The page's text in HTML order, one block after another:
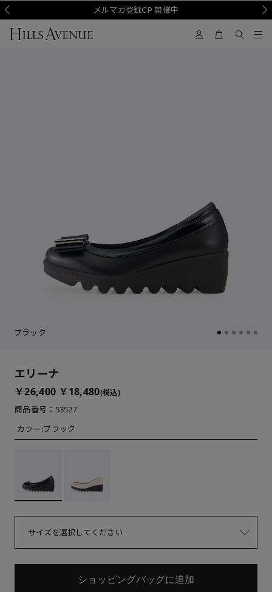
メルマガ登録CP 開催中
ブラック
エリーナ
￥26,400 ￥18,480(税込)
商品番号：53527
カラー:ブラック
サイズを選択してください
ショッピングバッグに追加